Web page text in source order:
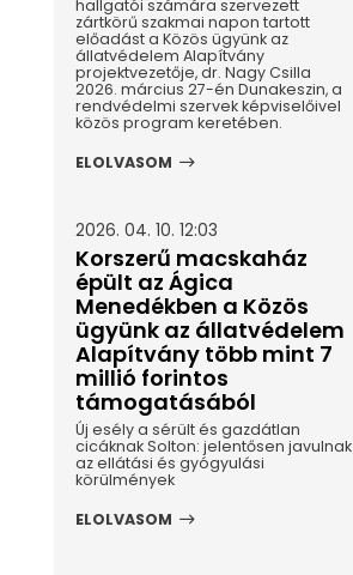
hallgatói számára szervezett
zártkörű szakmai napon tartott
előadást a Közös ügyünk az
állatvédelem Alapítvány
projektvezetője, dr. Nagy Csilla
2026. március 27-én Dunakeszin, a
rendvédelmi szervek képviselőivel
közös program keretében.
ELOLVASOM
2026. 04. 10. 12:03
Korszerű macskaház
épült az Ágica
Menedékben a Közös
ügyünk az állatvédelem
Alapítvány több mint 7
millió forintos
támogatásából
Új esély a sérült és gazdátlan
cicáknak Solton: jelentősen javulnak
az ellátási és gyógyulási
körülmények
ELOLVASOM